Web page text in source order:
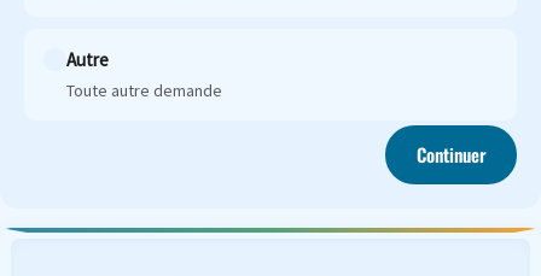
Autre
Toute autre demande
Continuer